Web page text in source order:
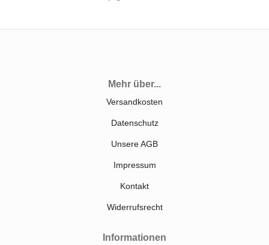
Mehr über...
Versandkosten
Datenschutz
Unsere AGB
Impressum
Kontakt
Widerrufsrecht
Informationen